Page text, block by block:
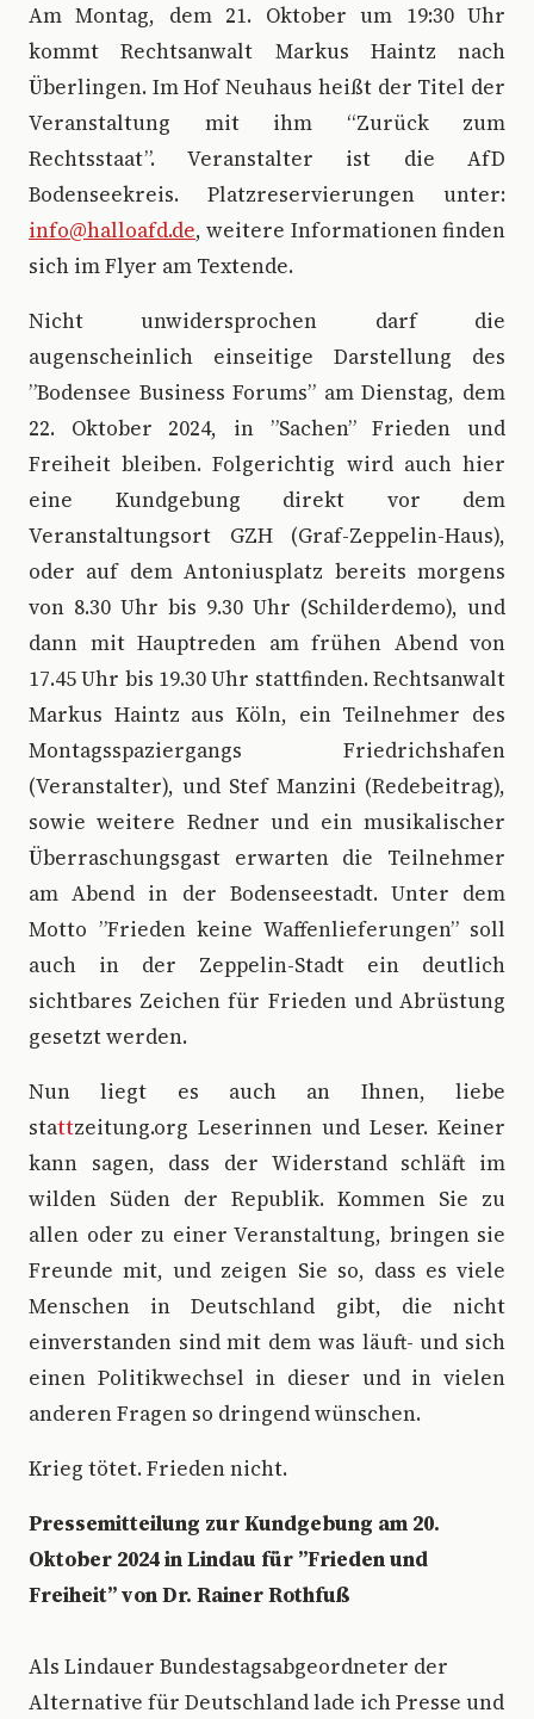
Am Montag, dem 21. Oktober um 19:30 Uhr
kommt Rechtsanwalt Markus Haintz nach
Überlingen. Im Hof Neuhaus heißt der Titel der
Veranstaltung mit ihm “Zurück zum
Rechtsstaat”. Veranstalter ist die AfD
Bodenseekreis. Platzreservierungen unter:
info@halloafd.de, weitere Informationen finden
sich im Flyer am Textende.
Nicht unwidersprochen darf die
augenscheinlich einseitige Darstellung des
”Bodensee Business Forums” am Dienstag, dem
22. Oktober 2024, in ”Sachen” Frieden und
Freiheit bleiben. Folgerichtig wird auch hier
eine Kundgebung direkt vor dem
Veranstaltungsort GZH (Graf-Zeppelin-Haus),
oder auf dem Antoniusplatz bereits morgens
von 8.30 Uhr bis 9.30 Uhr (Schilderdemo), und
dann mit Hauptreden am frühen Abend von
17.45 Uhr bis 19.30 Uhr stattfinden. Rechtsanwalt
Markus Haintz aus Köln, ein Teilnehmer des
Montagsspaziergangs Friedrichshafen
(Veranstalter), und Stef Manzini (Redebeitrag),
sowie weitere Redner und ein musikalischer
Überraschungsgast erwarten die Teilnehmer
am Abend in der Bodenseestadt. Unter dem
Motto ”Frieden keine Waffenlieferungen” soll
auch in der Zeppelin-Stadt ein deutlich
sichtbares Zeichen für Frieden und Abrüstung
gesetzt werden.
Nun liegt es auch an Ihnen, liebe
stattzeitung.org Leserinnen und Leser. Keiner
kann sagen, dass der Widerstand schläft im
wilden Süden der Republik. Kommen Sie zu
allen oder zu einer Veranstaltung, bringen sie
Freunde mit, und zeigen Sie so, dass es viele
Menschen in Deutschland gibt, die nicht
einverstanden sind mit dem was läuft- und sich
einen Politikwechsel in dieser und in vielen
anderen Fragen so dringend wünschen.
Krieg tötet. Frieden nicht.
Pressemitteilung zur Kundgebung am 20.
Oktober 2024 in Lindau für ”Frieden und
Freiheit” von Dr. Rainer Rothfuß
Als Lindauer Bundestagsabgeordneter der
Alternative für Deutschland lade ich Presse und